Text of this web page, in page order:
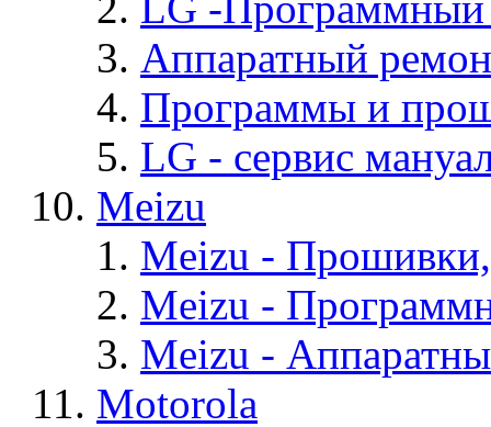
Аппаратный
Программы и
LG - cервис
Meizu
Meizu -
Meizu -
Meizu -
Motorola